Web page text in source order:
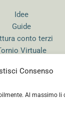
Consenso
Al massimo li
Idee
Guide
conto terzi
Virtuale
Sitemap